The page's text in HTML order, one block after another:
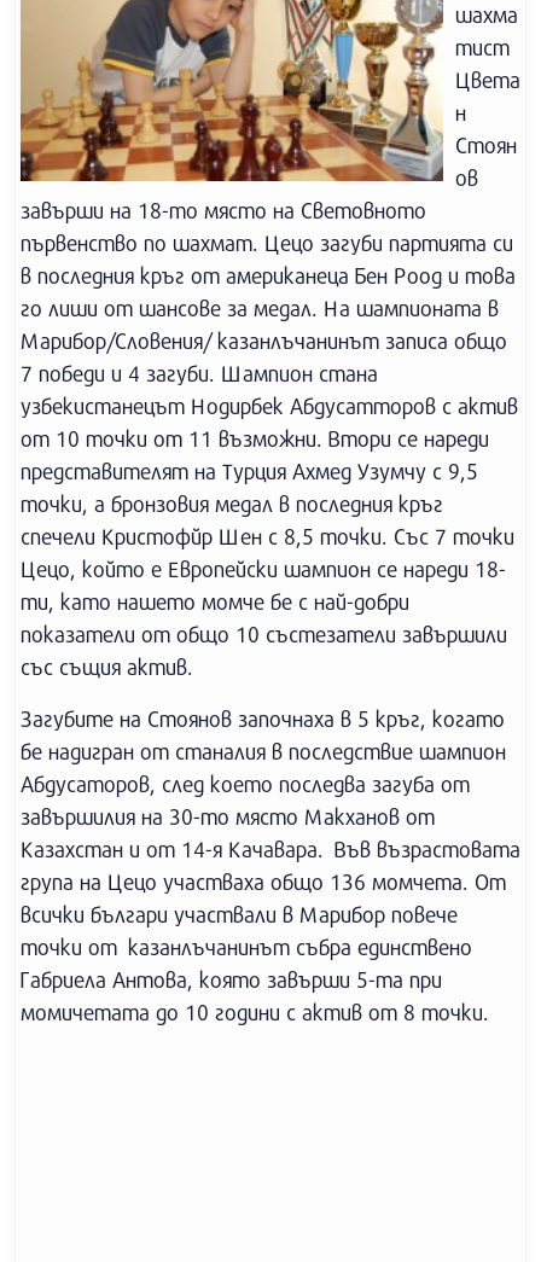
шахма
тист
Цвета
н
Стоян
ов
завърши на 18-то място на Световното
първенство по шахмат. Цецо загуби партията си
в последния кръг от американеца Бен Роод и това
го лиши от шансове за медал. На шампионата в
Марибор/Словения/ казанлъчанинът записа общо
7 победи и 4 загуби. Шампион стана
узбекистанецът Нодирбек Абдусатторов с актив
от 10 точки от 11 възможни. Втори се нареди
представителят на Турция Ахмед Узумчу с 9,5
точки, а бронзовия медал в последния кръг
спечели Кристофйр Шен с 8,5 точки. Със 7 точки
Цецо, който е Европейски шампион се нареди 18-
ти, като нашето момче бе с най-добри
показатели от общо 10 състезатели завършили
със същия актив.
Загубите на Стоянов започнаха в 5 кръг, когато
бе надигран от станалия в последствие шампион
Абдусаторов, след което последва загуба от
завършилия на 30-то място Макханов от
Казахстан и от 14-я Качавара. Във възрастовата
група на Цецо участваха общо 136 момчета. От
всички българи участвали в Марибор повече
точки от казанлъчанинът събра единствено
Габриела Антова, която завърши 5-та при
момичетата до 10 години с актив от 8 точки.